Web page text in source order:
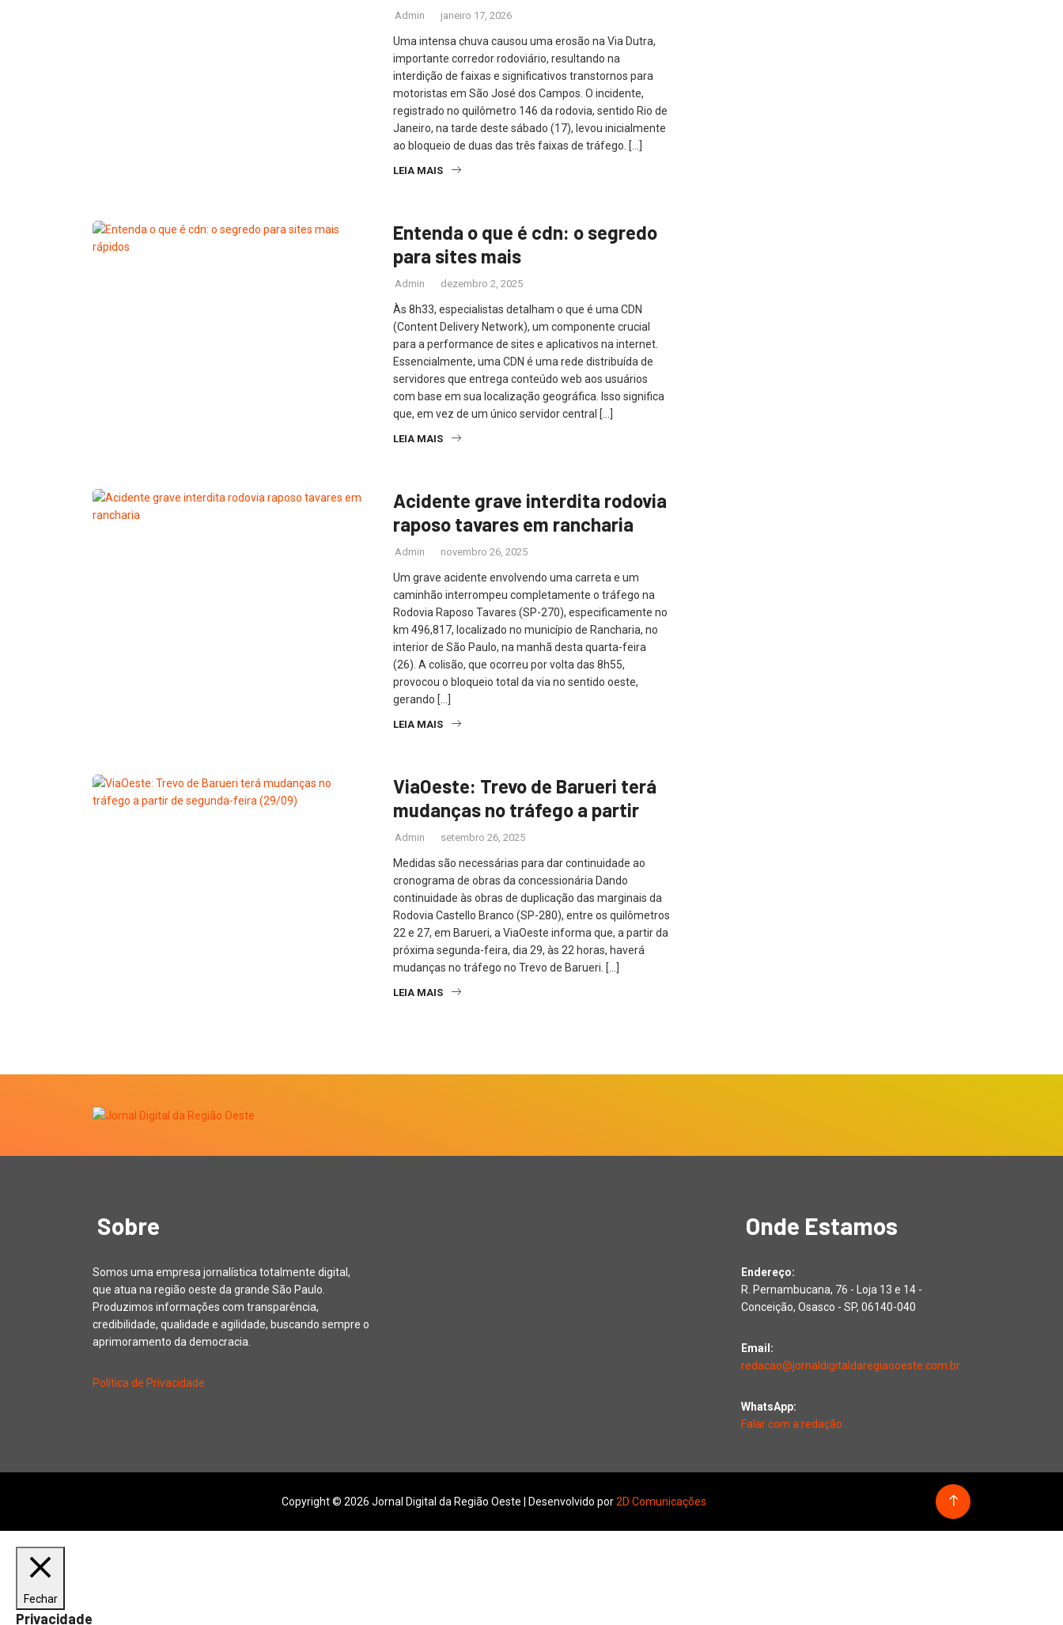
Admin janeiro 17, 2026
Uma intensa chuva causou uma erosão na Via Dutra,
importante corredor rodoviário, resultando na
interdição de faixas e significativos transtornos para
motoristas em São José dos Campos. O incidente,
registrado no quilômetro 146 da rodovia, sentido Rio de
Janeiro, na tarde deste sábado (17), levou inicialmente
ao bloqueio de duas das três faixas de tráfego. […]
LEIA MAIS
Entenda o que é cdn: o segredo
para sites mais
Admin dezembro 2, 2025
Às 8h33, especialistas detalham o que é uma CDN
(Content Delivery Network), um componente crucial
para a performance de sites e aplicativos na internet.
Essencialmente, uma CDN é uma rede distribuída de
servidores que entrega conteúdo web aos usuários
com base em sua localização geográfica. Isso significa
que, em vez de um único servidor central […]
LEIA MAIS
Acidente grave interdita rodovia
raposo tavares em rancharia
Admin novembro 26, 2025
Um grave acidente envolvendo uma carreta e um
caminhão interrompeu completamente o tráfego na
Rodovia Raposo Tavares (SP-270), especificamente no
km 496,817, localizado no município de Rancharia, no
interior de São Paulo, na manhã desta quarta-feira
(26). A colisão, que ocorreu por volta das 8h55,
provocou o bloqueio total da via no sentido oeste,
gerando […]
LEIA MAIS
ViaOeste: Trevo de Barueri terá
mudanças no tráfego a partir
Admin setembro 26, 2025
Medidas são necessárias para dar continuidade ao
cronograma de obras da concessionária Dando
continuidade às obras de duplicação das marginais da
Rodovia Castello Branco (SP-280), entre os quilômetros
22 e 27, em Barueri, a ViaOeste informa que, a partir da
próxima segunda-feira, dia 29, às 22 horas, haverá
mudanças no tráfego no Trevo de Barueri. […]
LEIA MAIS
Sobre
Somos uma empresa jornalística totalmente digital,
que atua na região oeste da grande São Paulo.
Produzimos informações com transparência,
credibilidade, qualidade e agilidade, buscando sempre o
aprimoramento da democracia.
Política de Privacidade
Onde Estamos
Endereço:
R. Pernambucana, 76 - Loja 13 e 14 -
Conceição, Osasco - SP, 06140-040
Email:
redacao@jornaldigitaldaregiaooeste.com.br
WhatsApp:
Falar com a redação
Copyright © 2026 Jornal Digital da Região Oeste | Desenvolvido por2D Comunicações
Fechar
Privacidade